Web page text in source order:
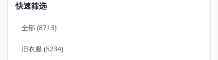
快速筛选
全部 (8713)
旧衣服 (5234)